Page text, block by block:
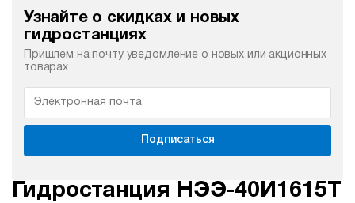
Узнайте о скидках и новых
гидростанциях
Пришлем на почту уведомление о новых или акционных
товарах
Подписаться
Гидростанция НЭЭ-40И1615Т